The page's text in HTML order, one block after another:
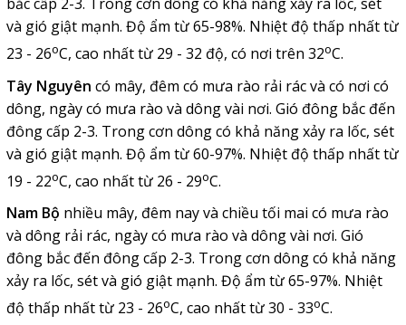
và gió giật mạnh. Độ ẩm từ 65-98%. Nhiệt độ thấp nhất từ
23 - 26oC, cao nhất từ 29 - 32 độ, có nơi trên 32oC.
Tây Nguyên có mây, đêm có mưa rào rải rác và có nơi có
dông, ngày có mưa rào và dông vài nơi. Gió đông bắc đến
đông cấp 2-3. Trong cơn dông có khả năng xảy ra lốc, sét
và gió giật mạnh. Độ ẩm từ 60-97%. Nhiệt độ thấp nhất từ
19 - 22oC, cao nhất từ 26 - 29oC.
Nam Bộ nhiều mây, đêm nay và chiều tối mai có mưa rào
và dông rải rác, ngày có mưa rào và dông vài nơi. Gió
đông bắc đến đông cấp 2-3. Trong cơn dông có khả năng
xảy ra lốc, sét và gió giật mạnh. Độ ẩm từ 65-97%. Nhiệt
độ thấp nhất từ 23 - 26oC, cao nhất từ 30 - 33oC.